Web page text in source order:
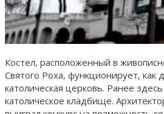
Костел, расположенный в
Святого Роха, функционирует, как
католическая церковь. Ранее
католическое кладбище.